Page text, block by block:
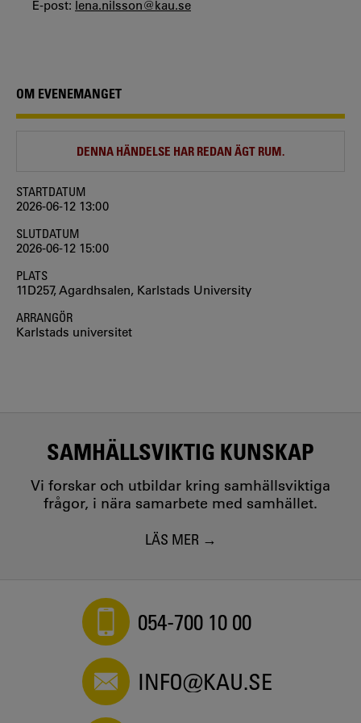
E-post: lena.nilsson@kau.se
OM EVENEMANGET
DENNA HÄNDELSE HAR REDAN ÄGT RUM.
STARTDATUM
2026-06-12 13:00
SLUTDATUM
2026-06-12 15:00
PLATS
11D257, Agardhsalen, Karlstads University
ARRANGÖR
Karlstads universitet
SAMHÄLLSVIKTIG KUNSKAP
Vi forskar och utbildar kring samhällsviktiga
frågor, i nära samarbete med samhället.
LÄS MER
054-700 10 00
INFO@KAU.SE